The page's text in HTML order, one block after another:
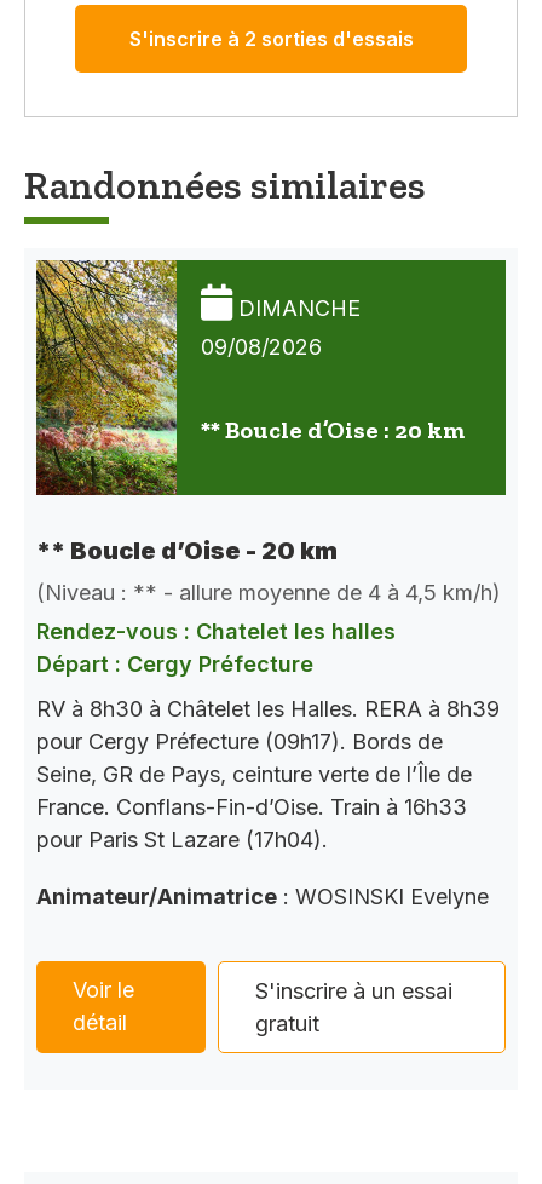
S'inscrire à 2 sorties d'essais
Randonnées similaires
DIMANCHE
09/08/2026
** Boucle d’Oise : 20 km
** Boucle d’Oise - 20 km
(Niveau : ** - allure moyenne de 4 à 4,5 km/h)
Rendez-vous : Chatelet les halles
Départ : Cergy Préfecture
RV à 8h30 à Châtelet les Halles. RERA à 8h39
pour Cergy Préfecture (09h17). Bords de
Seine, GR de Pays, ceinture verte de l’Île de
France. Conflans-Fin-d’Oise. Train à 16h33
pour Paris St Lazare (17h04).
Animateur/Animatrice : WOSINSKI Evelyne
Voir le
détail
S'inscrire à un essai
gratuit